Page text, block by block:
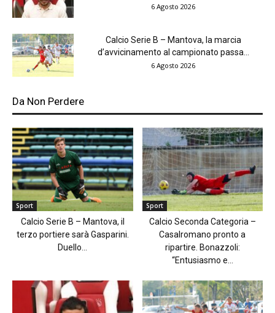
6 Agosto 2026
Calcio Serie B – Mantova, la marcia
d’avvicinamento al campionato passa...
6 Agosto 2026
Da Non Perdere
Sport
Calcio Serie B – Mantova, il
terzo portiere sarà Gasparini.
Duello...
Sport
Calcio Seconda Categoria –
Casalromano pronto a
ripartire. Bonazzoli:
“Entusiasmo e...